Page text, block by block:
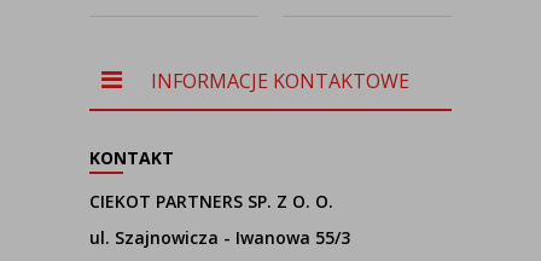
podłogowa
do salonu
INFORMACJE KONTAKTOWE
KONTAKT
CIEKOT PARTNERS SP. Z O. O.
ul. Szajnowicza - Iwanowa 55/3